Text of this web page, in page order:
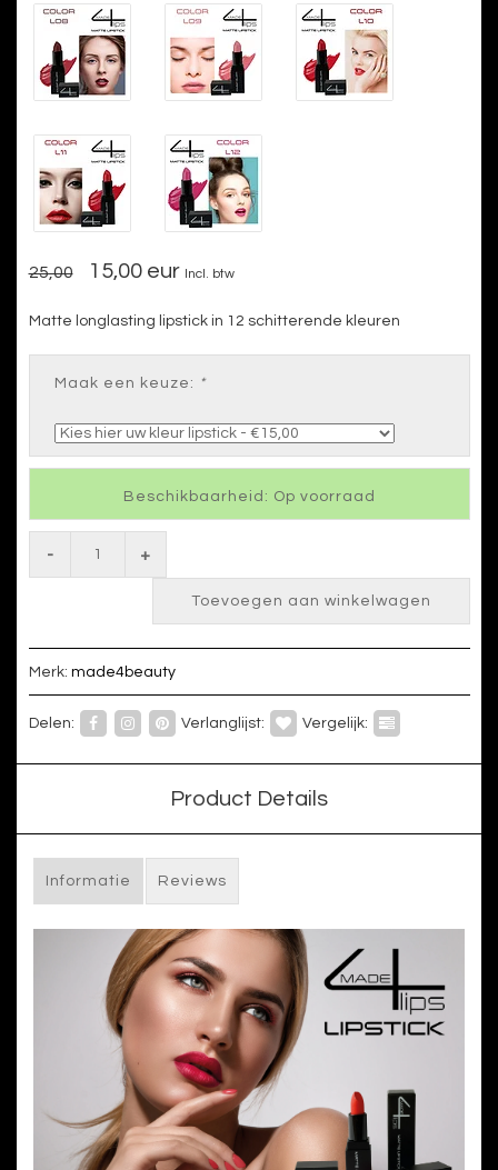
25,00 15,00 eur Incl. btw
Matte longlasting lipstick in 12 schitterende kleuren
Maak een keuze: *
Beschikbaarheid: Op voorraad
- +
Toevoegen aan winkelwagen
Merk: made4beauty
Delen: Verlanglijst: Vergelijk:
Product Details
Informatie Reviews